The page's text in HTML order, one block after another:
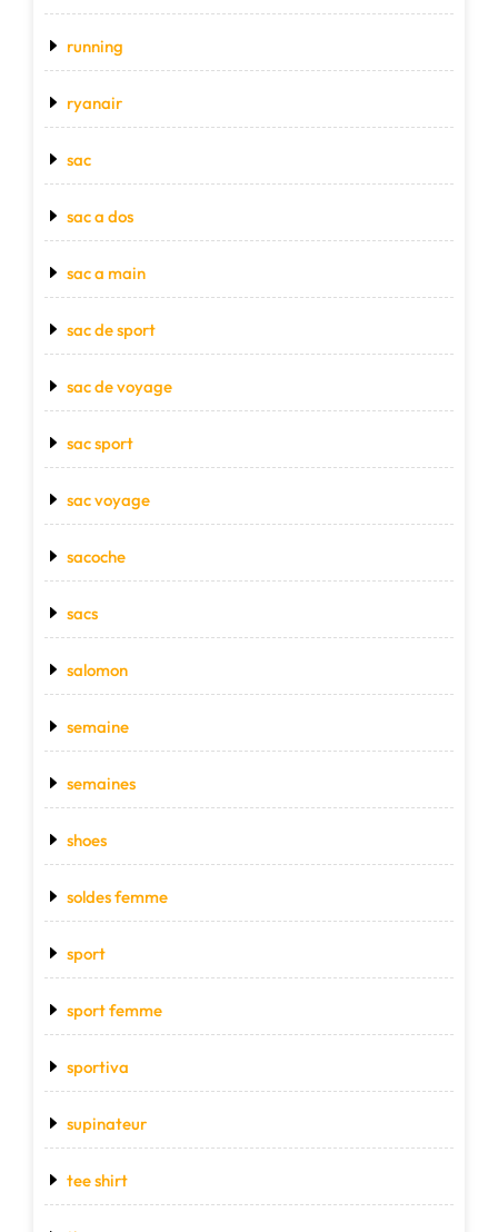
running
ryanair
sac
sac a dos
sac a main
sac de sport
sac de voyage
sac sport
sac voyage
sacoche
sacs
salomon
semaine
semaines
shoes
soldes femme
sport
sport femme
sportiva
supinateur
tee shirt